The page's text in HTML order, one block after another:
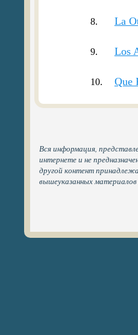
8. La
9. Los
10. Que
Вся информация,
интернете и не
другой контент
вышеуказанных